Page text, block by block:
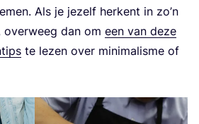
Als je jezelf her­kent in zo’n
dan om een van deze
te lezen over mini­ma­lis­me of